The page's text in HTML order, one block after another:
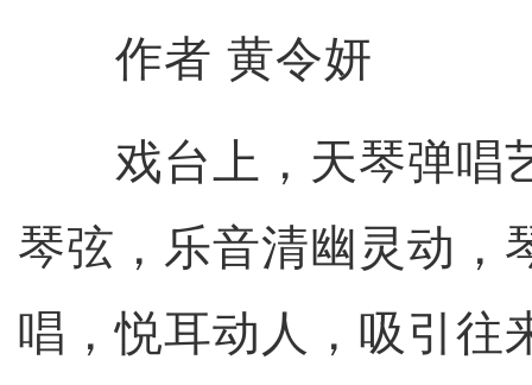
作者 黄令妍
戏台上，天琴弹唱
琴弦，乐音清幽灵动，
唱，悦耳动人，吸引往